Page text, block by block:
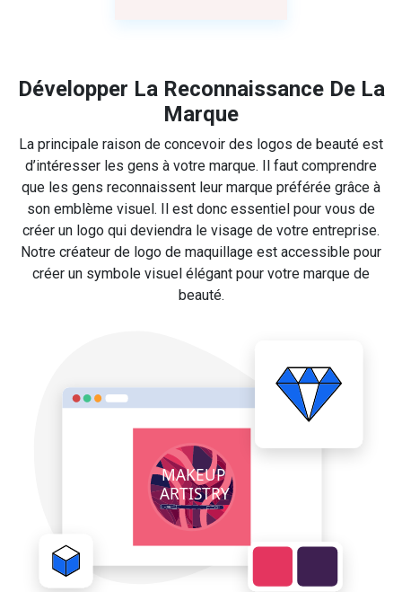
Développer La Reconnaissance De La
Marque
La principale raison de concevoir des logos de beauté est
d’intéresser les gens à votre marque. Il faut comprendre
que les gens reconnaissent leur marque préférée grâce à
son emblème visuel. Il est donc essentiel pour vous de
créer un logo qui deviendra le visage de votre entreprise.
Notre créateur de logo de maquillage est accessible pour
créer un symbole visuel élégant pour votre marque de
beauté.